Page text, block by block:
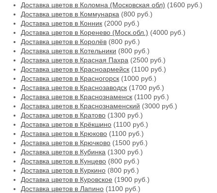
Доставка цветов в Коломна (Московская обл) (1600 руб.)
Доставка цветов в Коммунарка (800 руб.)
Доставка цветов в Конник (2000 руб.)
Доставка цветов в Коренево (Моск.обл.) (4000 руб.)
Доставка цветов в Королёв (800 руб.)
Доставка цветов в Котельники (800 руб.)
Доставка цветов в Красная Пахра (2500 руб.)
Доставка цветов в Красноармейск (1100 руб.)
Доставка цветов в Красногорск (1000 руб.)
Доставка цветов в Краснозаводск (1700 руб.)
Доставка цветов в Краснознаменск (1100 руб.)
Доставка цветов в Краснознаменский (3000 руб.)
Доставка цветов в Кратово (1300 руб.)
Доставка цветов в Крёкшино (1100 руб.)
Доставка цветов в Крюково (1100 руб.)
Доставка цветов в Крючково (1500 руб.)
Доставка цветов в Кубинка (1300 руб.)
Доставка цветов в Кунцево (800 руб.)
Доставка цветов в Куркино (800 руб.)
Доставка цветов в Куровское (1900 руб.)
Доставка цветов в Лапино (1100 руб.)